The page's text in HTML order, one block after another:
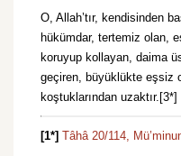
O, Allah’tır, kendisinden
hükümdar, tertemiz olan,
koruyup kollayan, daima
geçiren, büyüklükte eşsiz
koştuklarından uzaktır.[3*]
[1*] Tâhâ 20/114,